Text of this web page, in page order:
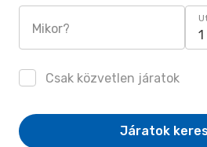
Mikor?
Csak közvetlen járatok
Járatok